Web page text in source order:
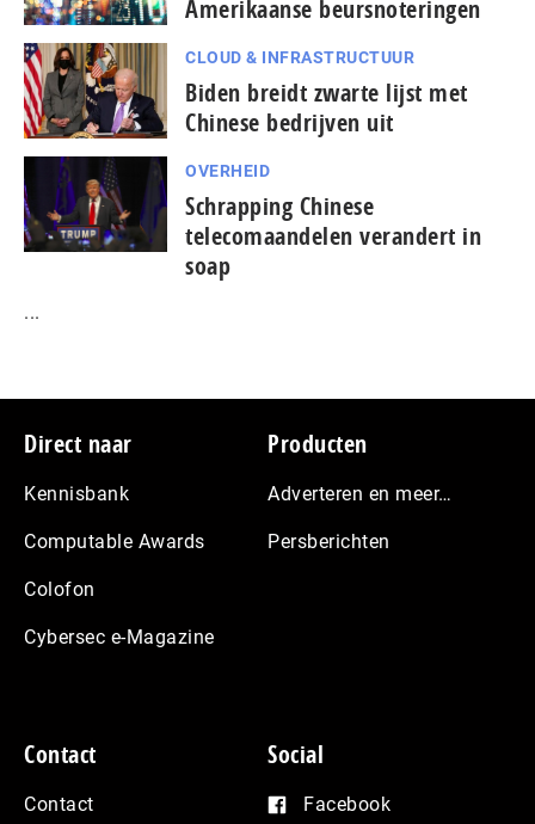
Amerikaanse beursnoteringen
CLOUD & INFRASTRUCTUUR
Biden breidt zwarte lijst met
Chinese bedrijven uit
OVERHEID
Schrapping Chinese
telecomaandelen verandert in
soap
...
Footer
Direct naar
Kennisbank
Computable Awards
Colofon
Cybersec e-Magazine
Producten
Adverteren en meer…
Persberichten
Contact
Contact
Social
Facebook